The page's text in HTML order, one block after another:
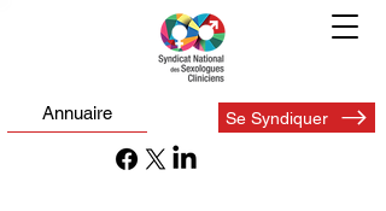
Annuaire Se Syndiquer